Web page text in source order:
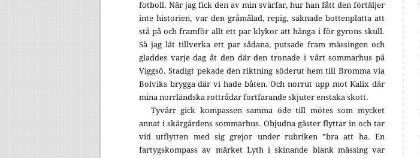
fotboll. När jag fick den av min svärfar, hur han fått den förtäljer
inte historien, var den gråmålad, repig, saknade bottenplatta att
stå på och framför allt ett par klykor att hänga i för gyrons skull.
Så jag lät tillverka ett par sådana, putsade fram mässingen och
gladdes varje dag åt den där den tronade i vårt sommarhus på
Viggsö. Stadigt pekade den riktning söderut hem till Bromma via
Bolviks brygga där vi hade båten. Och norrut upp mot Kalix där
mina norrländska rottrådar fortfarande skjuter enstaka skott.
Tyvärr gick kompassen samma öde till mötes som mycket
annat i skärgårdens sommarhus. Objudna gäster flyttar in och tar
vid utflytten med sig grejor under rubriken ”bra att ha. En
fartygskompass av märket Lyth i skinande blank mässing var